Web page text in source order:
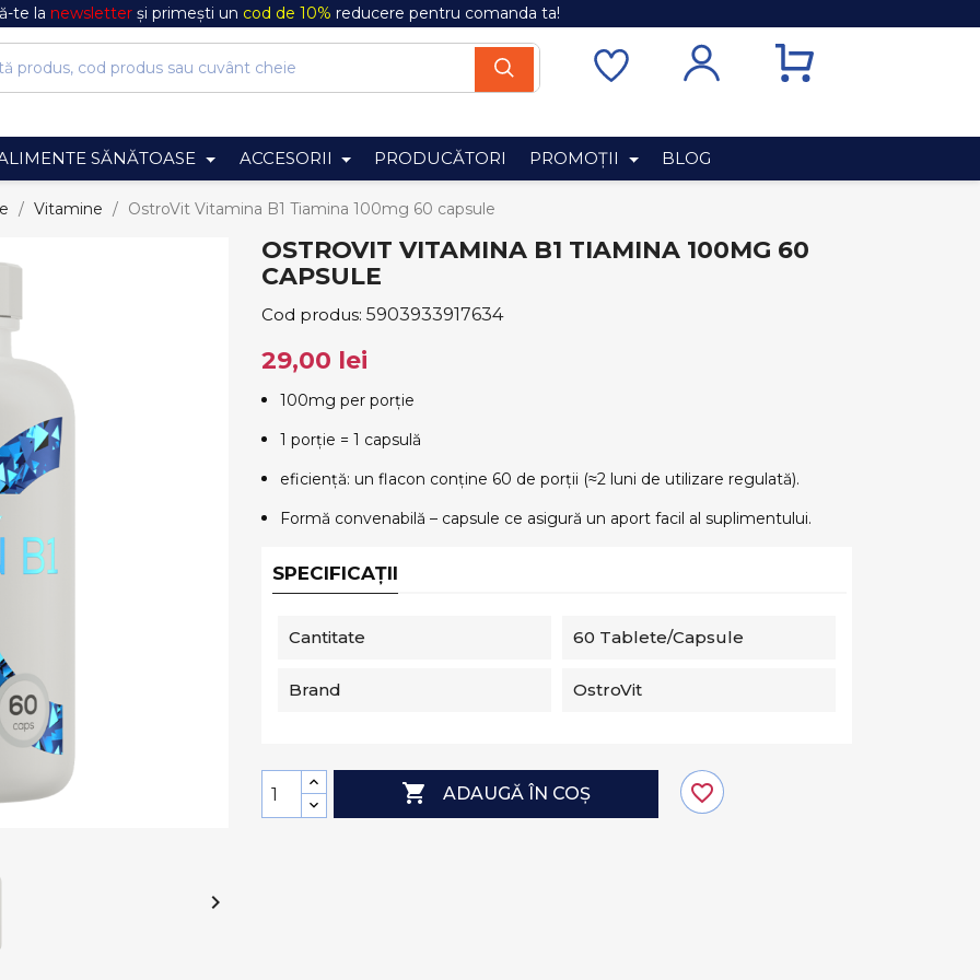
te la newsletterși primești un cod de 10% reducere pentru comanda ta!
SĂNĂTOASE ACCESORII PRODUCĂTORI PROMOȚII BLOG
Vitamine OstroVit Vitamina B1 Tiamina 100mg 60 capsule

OSTROVIT VITAMINA B1 TIAMINA 100MG 60
CAPSULE
Cod produs: 5903933917634
29,00 lei
100mg per porție
1 porție = 1 capsulă
eficiență: un flacon conține 60 de porții (≈2 luni de utilizare regulată).
Formă convenabilă – capsule ce asigură un aport facil al suplimentului.
SPECIFICAȚII
Cantitate 60 Tablete/capsule
Brand OstroVit
 ADAUGĂ ÎN COȘ favorite_border